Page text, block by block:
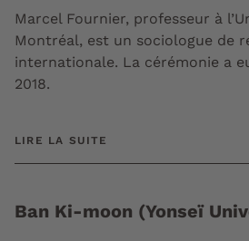
Marcel Fournier, professeur à
Montréal, est un sociologue de
internationale. La cérémonie a
2018.
LIRE LA SUITE
Ban Ki-moon (Yonseï